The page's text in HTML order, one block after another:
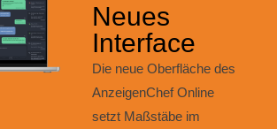
Neues
Interface
Die neue Oberfläche des
AnzeigenChef Online
setzt Maßstäbe im